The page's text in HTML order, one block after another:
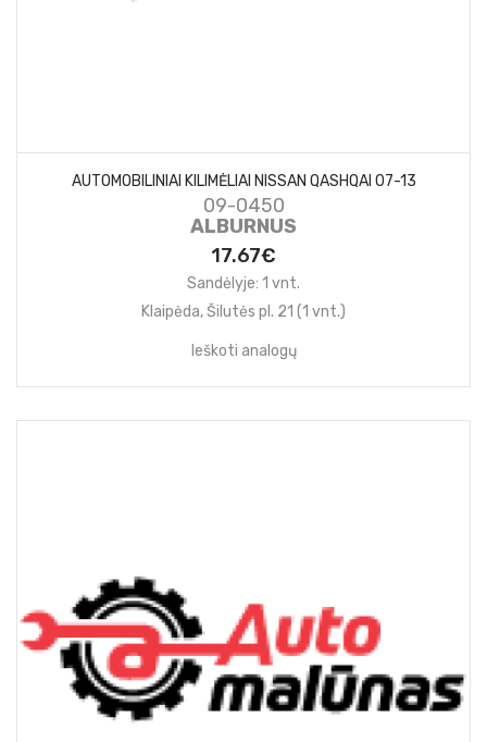
AUTOMOBILINIAI KILIMĖLIAI NISSAN QASHQAI 07-13
09-0450
ALBURNUS
17.67€
Sandėlyje: 1 vnt.
Klaipėda, Šilutės pl. 21 (1 vnt.)
Ieškoti analogų